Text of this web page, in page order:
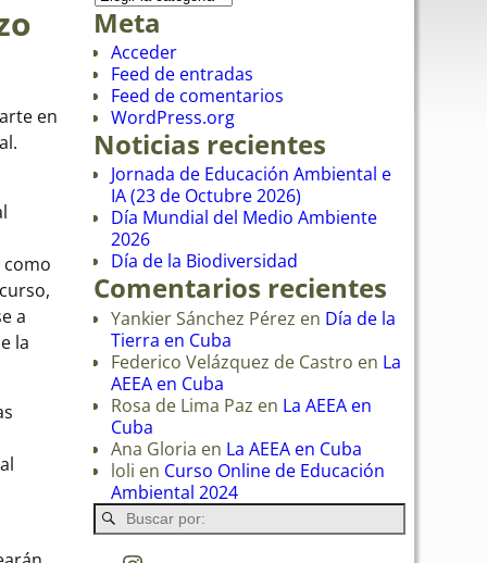
en
a
la
Meta
Acceder
Feed de entradas
Feed de comentarios
WordPress.org
Noticias recientes
Jornada de Educación Ambiental e
IA (23 de Octubre 2026)
Día Mundial del Medio Ambiente
2026
Día de la Biodiversidad
Comentarios recientes
Yankier Sánchez Pérez en Día de la
Tierra en Cuba
Federico Velázquez de Castro en La
AEEA en Cuba
Rosa de Lima Paz en La AEEA en
Cuba
Ana Gloria en La AEEA en Cuba
loli en Curso Online de Educación
Ambiental 2024